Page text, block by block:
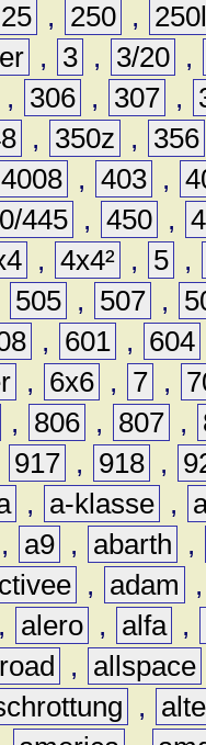
25 , 250 ,
, 3 , 3/20 ,
, 306 , 307 ,
, 350z ,
356
4008 , 403 ,
445 , 450 ,
, 4x4² , 5 ,
505 , 507 ,
, 601 , 604
, 6x6 , 7 ,
, 806 , 807 ,
917 , 918 ,
, a-klasse ,
, a9 , abarth
,
, adam
, alero , alfa ,
, allspace
,